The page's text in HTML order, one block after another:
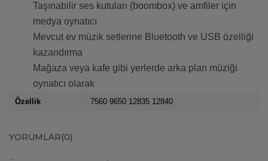
Taşınabilir ses kutuları (boombox) ve amfiler için
medya oynatıcı
Mevcut ev müzik setlerine Bluetooth ve USB özelliği
kazandırma
Mağaza veya kafe gibi yerlerde arka plan müziği
oynatıcı olarak
Özellik 7560 9650 12835 12840
YORUMLAR(0)